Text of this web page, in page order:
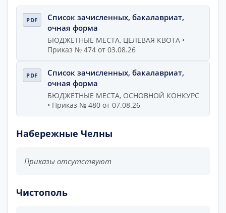
Список зачисленных, бакалавриат,
очная форма
БЮДЖЕТНЫЕ МЕСТА, ЦЕЛЕВАЯ КВОТА •
Приказ № 474 от 03.08.26
Список зачисленных, бакалавриат,
очная форма
БЮДЖЕТНЫЕ МЕСТА, ОСНОВНОЙ КОНКУРС
• Приказ № 480 от 07.08.26
Набережные Челны
Приказы отсутствуют
Чистополь